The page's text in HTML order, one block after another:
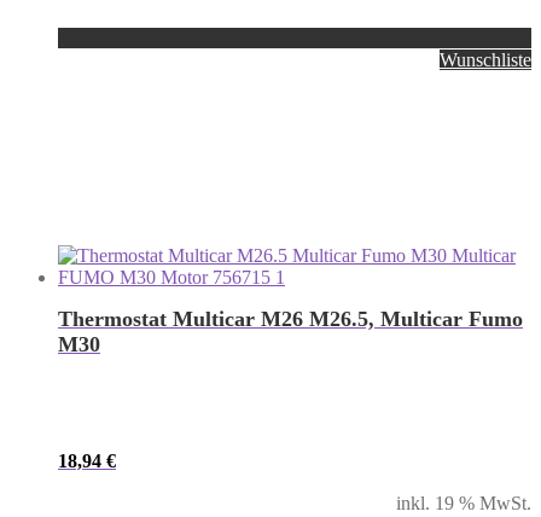
Wunschliste
Thermostat Multicar M26 M26.5, Multicar Fumo
M30
18,94 €
inkl. 19 % MwSt.